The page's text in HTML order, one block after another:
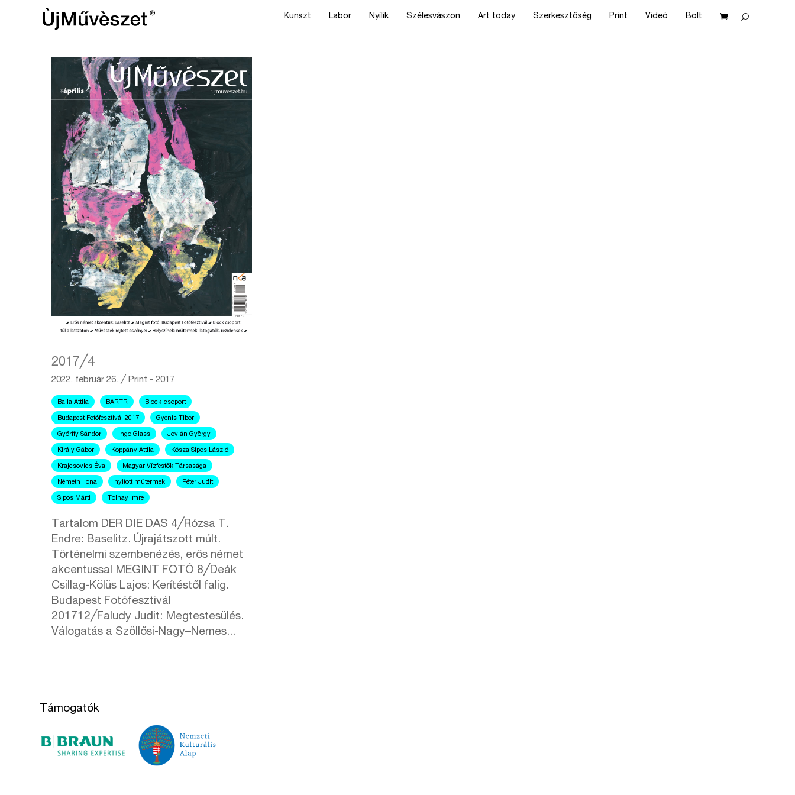
Kunszt Labor Nyílik Szélesvászon Art today Szerkesztőség Print Videó Bolt
2017╱4
2022. február 26. ╱ Print - 2017
Balla Attila BARTR Block-csoport
Budapest Fotófesztivál 2017 Gyenis Tibor
Győrffy Sándor Ingo Glass Jovián György
Király Gábor Koppány Attila Kósza Sipos László
Krajcsovics Éva Magyar Vízfestők Társasága
Németh Ilona nyitott műtermek Péter Judit
Sipos Márti Tolnay Imre
Tartalom DER DIE DAS 4╱Rózsa T.
Endre: Baselitz. Újrajátszott múlt.
Történelmi szembenézés, erős német
akcentussal MEGINT FOTÓ 8╱Deák
Csillag-Kölüs Lajos: Kerítéstől falig.
Budapest Fotófesztivál
201712╱Faludy Judit: Megtestesülés.
Válogatás a Szöllősi-Nagy–Nemes...
Támogatók